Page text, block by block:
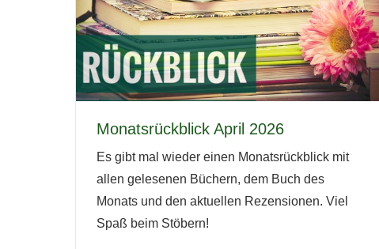
Monatsrückblick April 2026
Es gibt mal wieder einen Monatsrückblick mit
allen gelesenen Büchern, dem Buch des
Monats und den aktuellen Rezensionen. Viel
Spaß beim Stöbern!